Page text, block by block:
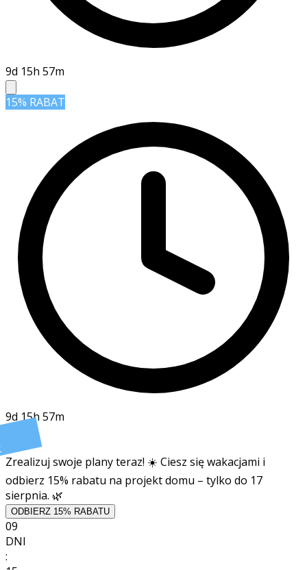
9d 15h 57m
15% RABAT
9d 15h 57m
Zrealizuj swoje plany teraz! ☀️ Ciesz się wakacjami i
odbierz 15% rabatu na projekt domu – tylko do 17
sierpnia. 🌿
ODBIERZ 15% RABATU
09
DNI
: